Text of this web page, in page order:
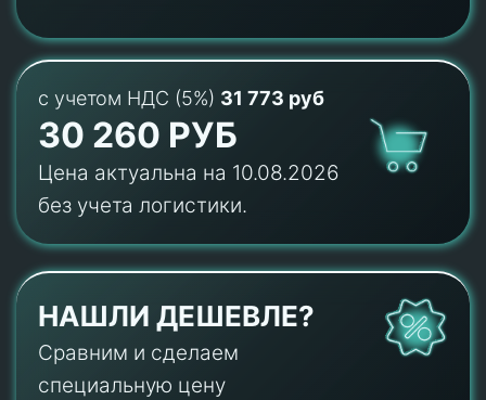
с учетом НДС (5%) 31 773 руб
30 260 РУБ
Цена актуальна на 10.08.2026
без учета логистики.
НАШЛИ ДЕШЕВЛЕ?
Сравним и сделаем
специальную цену